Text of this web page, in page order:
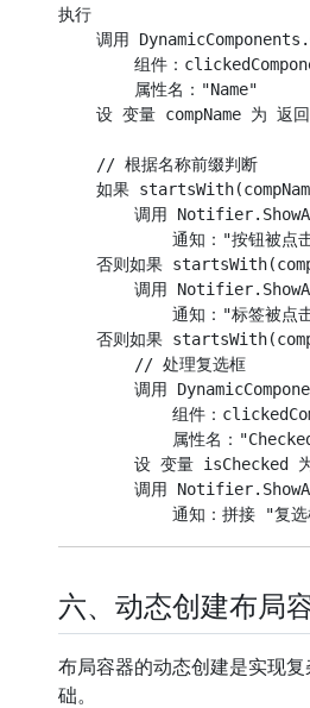
执行
调用
组件：
        属性名："Name"
设 变量 compName 为 返
    // 根据名称前缀判断
如果
调用
通知："按钮被点
否则如果
调用
通知："标签被点
否则如果
        // 处理复选框
调用
组件：
属性名：
设 变量 isChecked
调用
六、动态创建布局
布局容器的动态创建是实现
础。